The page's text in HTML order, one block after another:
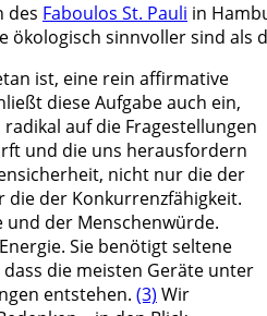
des Faboulos St. Pauli in
ökologisch sinnvoller sind als
ist, eine rein affirmative
diese Aufgabe auch ein,
auf die Fragestellungen
und die uns herausfordern
nicht nur die der
die der Konkurrenzfähigkeit.
und der Menschenwürde.
Sie benötigt seltene
die meisten Geräte unter
entstehen. (3) Wir